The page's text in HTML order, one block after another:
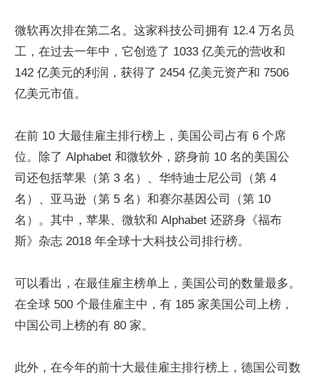
微软再次排在第二名。这家科技公司拥有 12.4 万名员
工，在过去一年中，它创造了 1033 亿美元的营收和
142 亿美元的利润，获得了 2454 亿美元资产和 7506
亿美元市值。
在前 10 大最佳雇主排行榜上，美国公司占有 6 个席
位。除了 Alphabet 和微软外，跻身前 10 名的美国公
司还包括苹果（第 3 名）、华特迪士尼公司（第 4
名）、亚马逊（第 5 名）和赛尔基因公司（第 10
名）。其中，苹果、微软和 Alphabet 还跻身《福布
斯》杂志 2018 年全球十大科技公司排行榜。
可以看出，在最佳雇主榜单上，美国公司的数量最多。
在全球 500 个最佳雇主中，有 185 家美国公司上榜，
中国公司上榜的有 80 家。
此外，在今年的前十大最佳雇主排行榜上，德国公司数